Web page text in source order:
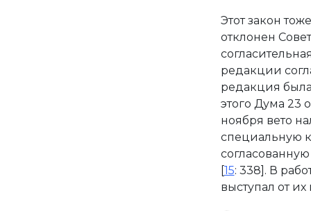
Этот закон
отклонен
редакции
редакция
этого Дума 23
ноября вето
специальную
[15: 338]. В
выступал от